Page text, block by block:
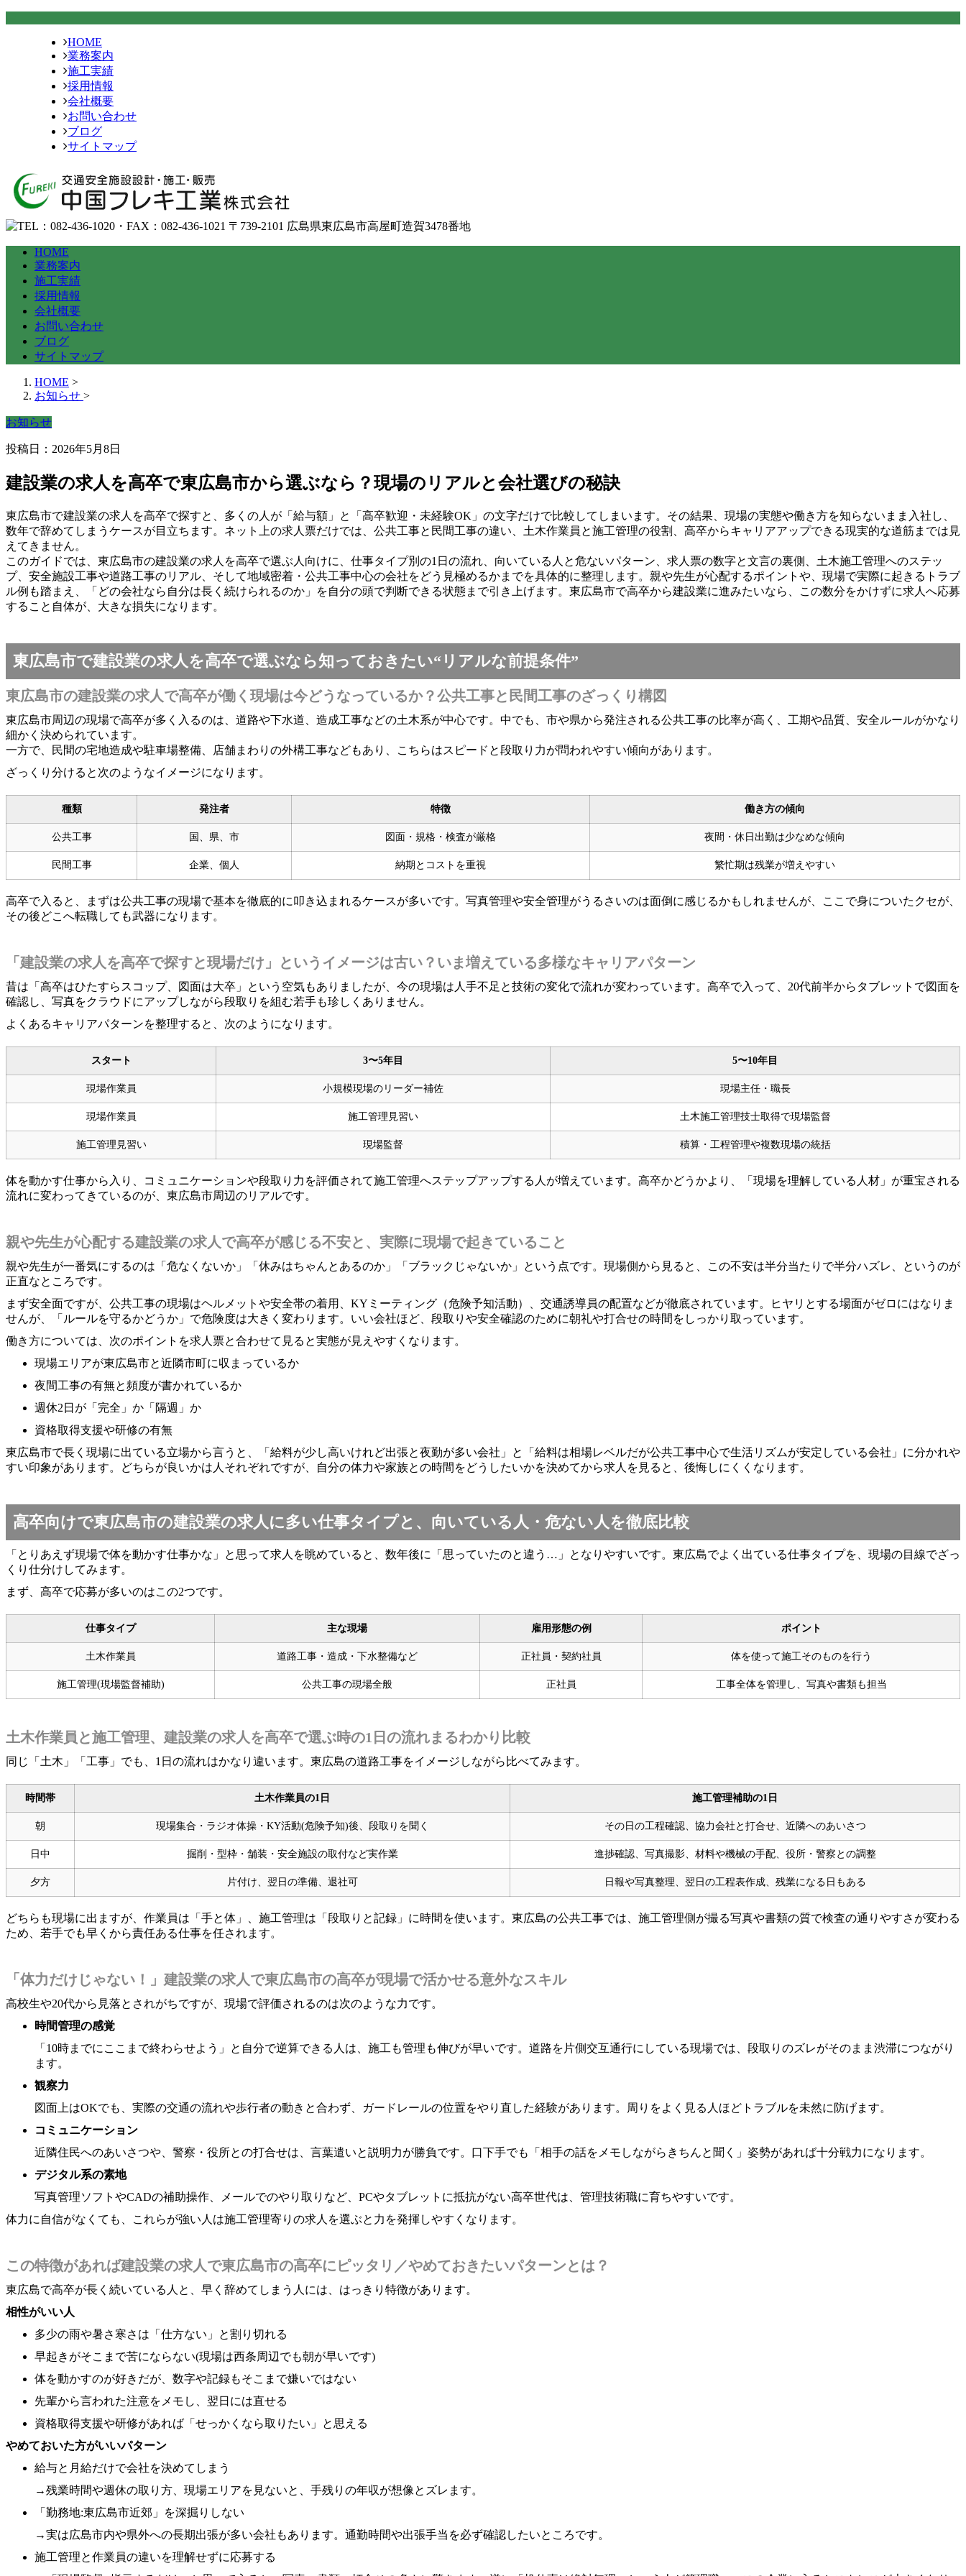
HOME
業務案内
施工実績
採用情報
会社概要
お問い合わせ
ブログ
サイトマップ
HOME
業務案内
施工実績
採用情報
会社概要
お問い合わせ
ブログ
サイトマップ
HOME >
お知らせ >
お知らせ
投稿日：2026年5月8日
建設業の求人を高卒で東広島市から選ぶなら？現場のリアルと会社選びの秘訣
東広島市で建設業の求人を高卒で探すと、多くの人が「給与額」と「高卒歓迎・未経験OK」の文字だけで比較してしまいます。その結果、現場の実態や働き方を知らないまま入社し、
数年で辞めてしまうケースが目立ちます。ネット上の求人票だけでは、公共工事と民間工事の違い、土木作業員と施工管理の役割、高卒からキャリアアップできる現実的な道筋までは見
えてきません。
このガイドでは、東広島市の建設業の求人を高卒で選ぶ人向けに、仕事タイプ別の1日の流れ、向いている人と危ないパターン、求人票の数字と文言の裏側、土木施工管理へのステッ
プ、安全施設工事や道路工事のリアル、そして地域密着・公共工事中心の会社をどう見極めるかまでを具体的に整理します。親や先生が心配するポイントや、現場で実際に起きるトラブ
ル例も踏まえ、「どの会社なら自分は長く続けられるのか」を自分の頭で判断できる状態まで引き上げます。東広島市で高卒から建設業に進みたいなら、この数分をかけずに求人へ応募
すること自体が、大きな損失になります。
東広島市で建設業の求人を高卒で選ぶなら知っておきたい“リアルな前提条件”
東広島市の建設業の求人で高卒が働く現場は今どうなっているか？公共工事と民間工事のざっくり構図
東広島市周辺の現場で高卒が多く入るのは、道路や下水道、造成工事などの土木系が中心です。中でも、市や県から発注される公共工事の比率が高く、工期や品質、安全ルールがかなり
細かく決められています。
一方で、民間の宅地造成や駐車場整備、店舗まわりの外構工事などもあり、こちらはスピードと段取り力が問われやすい傾向があります。
ざっくり分けると次のようなイメージになります。
種類 発注者 特徴 働き方の傾向
公共工事 国、県、市 図面・規格・検査が厳格 夜間・休日出勤は少なめな傾向
民間工事 企業、個人 納期とコストを重視 繁忙期は残業が増えやすい
高卒で入ると、まずは公共工事の現場で基本を徹底的に叩き込まれるケースが多いです。写真管理や安全管理がうるさいのは面倒に感じるかもしれませんが、ここで身についたクセが、
その後どこへ転職しても武器になります。
「建設業の求人を高卒で探すと現場だけ」というイメージは古い？いま増えている多様なキャリアパターン
昔は「高卒はひたすらスコップ、図面は大卒」という空気もありましたが、今の現場は人手不足と技術の変化で流れが変わっています。高卒で入って、20代前半からタブレットで図面を
確認し、写真をクラウドにアップしながら段取りを組む若手も珍しくありません。
よくあるキャリアパターンを整理すると、次のようになります。
スタート 3〜5年目 5〜10年目
現場作業員 小規模現場のリーダー補佐 現場主任・職長
現場作業員 施工管理見習い 土木施工管理技士取得で現場監督
施工管理見習い 現場監督 積算・工程管理や複数現場の統括
体を動かす仕事から入り、コミュニケーションや段取り力を評価されて施工管理へステップアップする人が増えています。高卒かどうかより、「現場を理解している人材」が重宝される
流れに変わってきているのが、東広島市周辺のリアルです。
親や先生が心配する建設業の求人で高卒が感じる不安と、実際に現場で起きていること
親や先生が一番気にするのは「危なくないか」「休みはちゃんとあるのか」「ブラックじゃないか」という点です。現場側から見ると、この不安は半分当たりで半分ハズレ、というのが
正直なところです。
まず安全面ですが、公共工事の現場はヘルメットや安全帯の着用、KYミーティング（危険予知活動）、交通誘導員の配置などが徹底されています。ヒヤリとする場面がゼロにはなりま
せんが、「ルールを守るかどうか」で危険度は大きく変わります。いい会社ほど、段取りや安全確認のために朝礼や打合せの時間をしっかり取っています。
働き方については、次のポイントを求人票と合わせて見ると実態が見えやすくなります。
現場エリアが東広島市と近隣市町に収まっているか
夜間工事の有無と頻度が書かれているか
週休2日が「完全」か「隔週」か
資格取得支援や研修の有無
東広島市で長く現場に出ている立場から言うと、「給料が少し高いけれど出張と夜勤が多い会社」と「給料は相場レベルだが公共工事中心で生活リズムが安定している会社」に分かれや
すい印象があります。どちらが良いかは人それぞれですが、自分の体力や家族との時間をどうしたいかを決めてから求人を見ると、後悔しにくくなります。
高卒向けで東広島市の建設業の求人に多い仕事タイプと、向いている人・危ない人を徹底比較
「とりあえず現場で体を動かす仕事かな」と思って求人を眺めていると、数年後に「思っていたのと違う…」となりやすいです。東広島でよく出ている仕事タイプを、現場の目線でざっ
くり仕分けしてみます。
まず、高卒で応募が多いのはこの2つです。
仕事タイプ 主な現場 雇用形態の例 ポイント
土木作業員 道路工事・造成・下水整備など 正社員・契約社員 体を使って施工そのものを行う
施工管理(現場監督補助) 公共工事の現場全般 正社員 工事全体を管理し、写真や書類も担当
土木作業員と施工管理、建設業の求人を高卒で選ぶ時の1日の流れまるわかり比較
同じ「土木」「工事」でも、1日の流れはかなり違います。東広島の道路工事をイメージしながら比べてみます。
時間帯 土木作業員の1日 施工管理補助の1日
朝 現場集合・ラジオ体操・KY活動(危険予知)後、段取りを聞く その日の工程確認、協力会社と打合せ、近隣へのあいさつ
日中 掘削・型枠・舗装・安全施設の取付など実作業 進捗確認、写真撮影、材料や機械の手配、役所・警察との調整
夕方 片付け、翌日の準備、退社可 日報や写真整理、翌日の工程表作成、残業になる日もある
どちらも現場に出ますが、作業員は「手と体」、施工管理は「段取りと記録」に時間を使います。東広島の公共工事では、施工管理側が撮る写真や書類の質で検査の通りやすさが変わる
ため、若手でも早くから責任ある仕事を任されます。
「体力だけじゃない！」建設業の求人で東広島市の高卒が現場で活かせる意外なスキル
高校生や20代から見落とされがちですが、現場で評価されるのは次のような力です。
時間管理の感覚
「10時までにここまで終わらせよう」と自分で逆算できる人は、施工も管理も伸びが早いです。道路を片側交互通行にしている現場では、段取りのズレがそのまま渋滞につながり
ます。
観察力
図面上はOKでも、実際の交通の流れや歩行者の動きと合わず、ガードレールの位置をやり直した経験があります。周りをよく見る人ほどトラブルを未然に防げます。
コミュニケーション
近隣住民へのあいさつや、警察・役所との打合せは、言葉遣いと説明力が勝負です。口下手でも「相手の話をメモしながらきちんと聞く」姿勢があれば十分戦力になります。
デジタル系の素地
写真管理ソフトやCADの補助操作、メールでのやり取りなど、PCやタブレットに抵抗がない高卒世代は、管理技術職に育ちやすいです。
体力に自信がなくても、これらが強い人は施工管理寄りの求人を選ぶと力を発揮しやすくなります。
この特徴があれば建設業の求人で東広島市の高卒にピッタリ／やめておきたいパターンとは？
東広島で高卒が長く続いている人と、早く辞めてしまう人には、はっきり特徴があります。
相性がいい人
多少の雨や暑さ寒さは「仕方ない」と割り切れる
早起きがそこまで苦にならない(現場は西条周辺でも朝が早いです)
体を動かすのが好きだが、数字や記録もそこまで嫌いではない
先輩から言われた注意をメモし、翌日には直せる
資格取得支援や研修があれば「せっかくなら取りたい」と思える
やめておいた方がいいパターン
給与と月給だけで会社を決めてしまう
→残業時間や週休の取り方、現場エリアを見ないと、手残りの年収が想像とズレます。
「勤務地:東広島市近郊」を深掘りしない
→実は広島市内や県外への長期出張が多い会社もあります。通勤時間や出張手当を必ず確認したいところです。
施工管理と作業員の違いを理解せずに応募する